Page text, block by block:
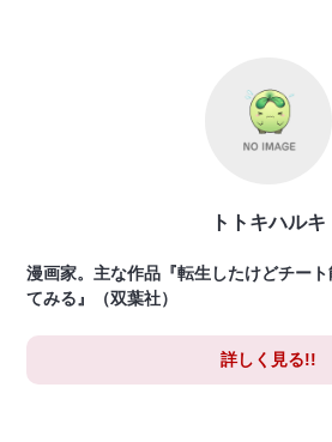
トトキハルキ
漫画家。主な作品『転生したけどチー
てみる』（双葉社）
詳しく見る!!